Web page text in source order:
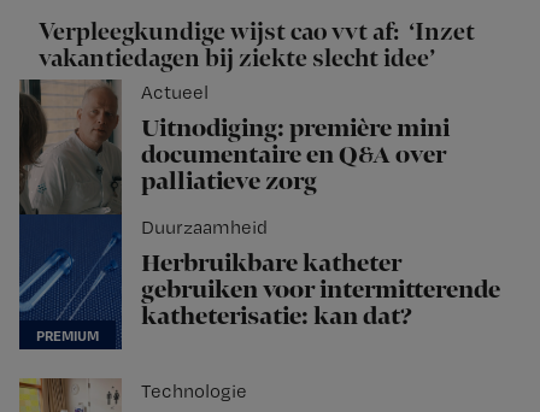
Verpleegkundige wijst cao vvt af: ‘Inzet
vakantiedagen bij ziekte slecht idee’
Actueel
Uitnodiging: première mini
documentaire en Q&A over
palliatieve zorg
Duurzaamheid
Herbruikbare katheter
gebruiken voor intermitterende
katheterisatie: kan dat?
Technologie